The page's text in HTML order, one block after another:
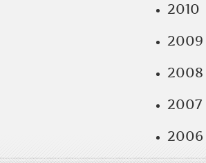
2010
2009
2008
2007
2006